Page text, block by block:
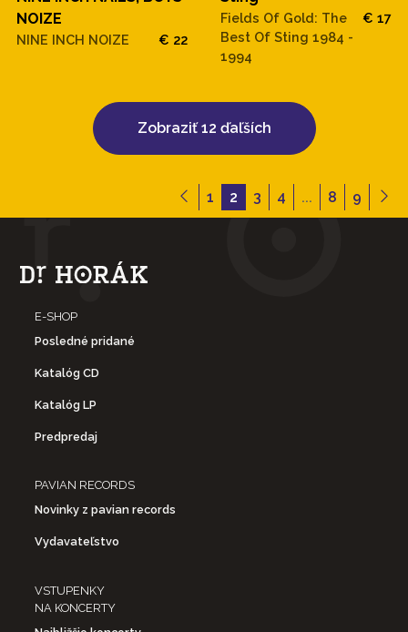
NOIZE
NINE INCH NOIZE € 22
Fields Of Gold: The
Best Of Sting 1984 -
1994
€ 17
Zobraziť 12 ďaľších
1 2 3 4 ... 8 9
E-SHOP
Posledné pridané
Katalóg CD
Katalóg LP
Predpredaj
PAVIAN RECORDS
Novinky z pavian records
Vydavateľstvo
VSTUPENKY
NA KONCERTY